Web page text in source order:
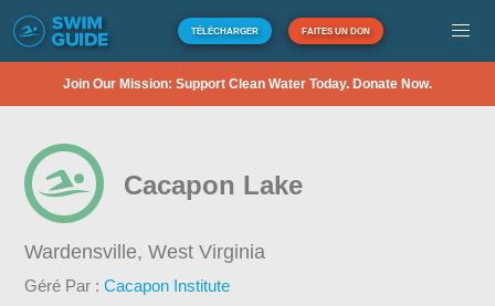
TÉLÉCHARGER FAITES UN DON
Join Our Mission: Support Clean Water Today. Donate Now.
Cacapon Lake
Wardensville,West Virginia
Géré Par :Cacapon Institute